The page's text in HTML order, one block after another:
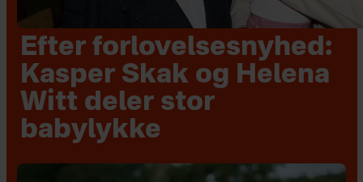
Efter forlovelsesnyhed:
Kasper Skak og Helena
Witt deler stor
babylykke